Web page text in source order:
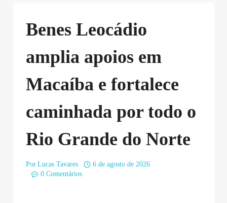
Benes Leocádio
amplia apoios em
Macaíba e fortalece
caminhada por todo o
Rio Grande do Norte
Por Lucas Tavares
6 de agosto de 2026
0 Comentários